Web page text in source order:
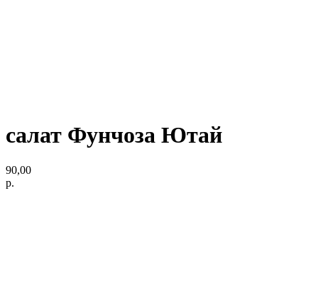
салат Фунчоза Ютай
90,00
р.